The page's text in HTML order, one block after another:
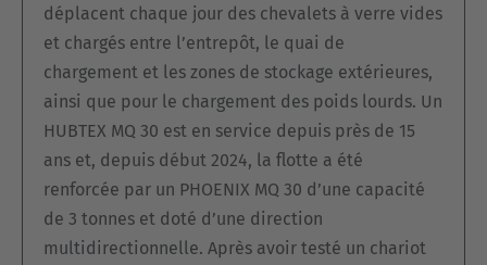
déplacent chaque jour des chevalets à verre vides
et chargés entre l’entrepôt, le quai de
chargement et les zones de stockage extérieures,
ainsi que pour le chargement des poids lourds. Un
HUBTEX MQ 30 est en service depuis près de 15
ans et, depuis début 2024, la flotte a été
renforcée par un PHOENIX MQ 30 d’une capacité
de 3 tonnes et doté d’une direction
multidirectionnelle. Après avoir testé un chariot